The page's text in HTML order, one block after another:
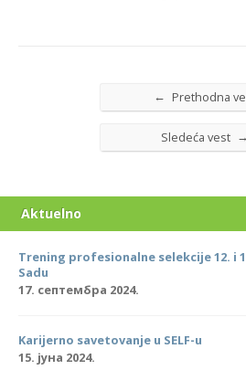
← Prethodna
Sledeća vest →
Aktuelno
Trening profesionalne selekcije 12. i
Sadu
17. септембра 2024.
Karijerno savetovanje u SELF-u
15. јуна 2024.